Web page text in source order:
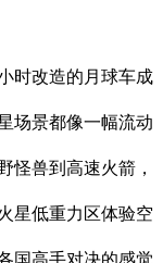
时改造的月球车成
场景都像一幅流动
怪兽到高速火箭，
星低重力区体验空
国高手对决的感觉